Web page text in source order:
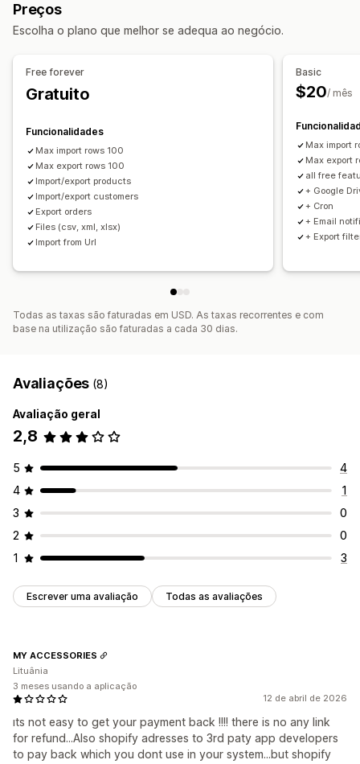
Migração de dados
Exportação programada
FTP/SFTP
CSV
SKU e códigos de barras
Metacampos Coleções
Importação e exportação de CSV
Tarefas programadas
Preços
Escolha o plano que melhor se adequa ao negócio.
Free forever
Gratuito
Funcionalidades
Max import rows 100
Max export rows 100
Import/export products
Import/export customers
Export orders
Files (csv, xml, xlsx)
Import from Url
Basic
$20/ mês
Max import
Max export
all free
+ Google
+ Cron
+ Email
+ Export
Todas as taxas são faturadas em USD. As taxas recorrentes e com
base na utilização são faturadas a cada 30 dias.
Avaliações (8)
Avaliação geral
2,8
5
4
4
1
3
0
2
0
1
3
Escrever uma avaliação Todas as avaliações
12 de abril de 2026
ıts not easy to get your payment back !!!! there is no any link
for refund...Also shopify adresses to 3rd paty app developers
to pay back which you dont use in your system...but shopify
MY ACCESSORIES
Lituânia
3 meses usando a aplicação